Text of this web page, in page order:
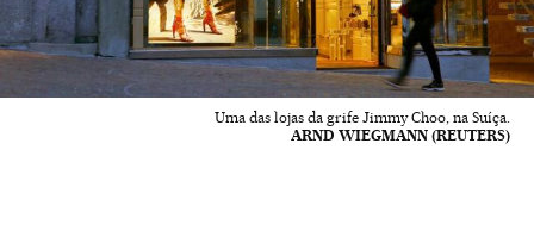
Uma das lojas da grife Jimmy Choo, na Suíça.
ARND WIEGMANN (REUTERS)